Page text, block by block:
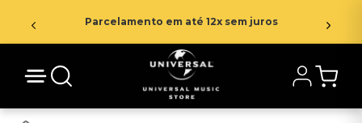
Parcelamento em até 12x sem juros